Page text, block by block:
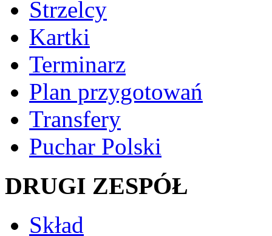
Strzelcy
Kartki
Terminarz
Plan przygotowań
Transfery
Puchar Polski
DRUGI ZESPÓŁ
Skład